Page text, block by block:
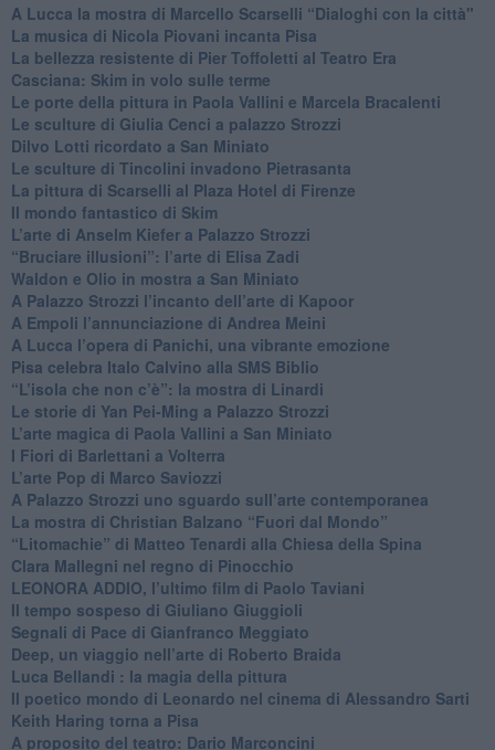
A Lucca la mostra di Marcello Scarselli “Dialoghi con la città"
​La musica di Nicola Piovani incanta Pisa
​La bellezza resistente di Pier Toffoletti al Teatro Era
​Casciana: Skim in volo sulle terme
​Le porte della pittura in Paola Vallini e Marcela Bracalenti
​Le sculture di Giulia Cenci a palazzo Strozzi
​Dilvo Lotti ricordato a San Miniato
​Le sculture di Tincolini invadono Pietrasanta
La pittura di Scarselli al Plaza Hotel di Firenze
​Il mondo fantastico di Skim
​L’arte di Anselm Kiefer a Palazzo Strozzi
​“Bruciare illusioni”: l’arte di Elisa Zadi
​Waldon e Olio in mostra a San Miniato
​A Palazzo Strozzi l’incanto dell’arte di Kapoor
​A Empoli l’annunciazione di Andrea Meini
A Lucca l’opera di Panichi, una vibrante emozione
Pisa celebra Italo Calvino alla SMS Biblio
“L’isola che non c’è”: la mostra di Linardi
​Le storie di Yan Pei-Ming a Palazzo Strozzi
​L’arte magica di Paola Vallini a San Miniato
​I Fiori di Barlettani a Volterra
​L’arte Pop di Marco Saviozzi
​A Palazzo Strozzi uno sguardo sull’arte contemporanea
La mostra di Christian Balzano “Fuori dal Mondo”
​“Litomachie” di Matteo Tenardi alla Chiesa della Spina
​Clara Mallegni nel regno di Pinocchio
​LEONORA ADDIO, l’ultimo film di Paolo Taviani
Il tempo sospeso di Giuliano Giuggioli
Segnali di Pace di Gianfranco Meggiato
​Deep, un viaggio nell’arte di Roberto Braida
​Luca Bellandi : la magia della pittura
​Il poetico mondo di Leonardo nel cinema di Alessandro Sarti
​Keith Haring torna a Pisa
​A proposito del teatro: Dario Marconcini